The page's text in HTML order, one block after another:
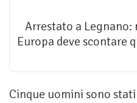
Arrestato a
Europa deve scontare
Cinque uomini sono